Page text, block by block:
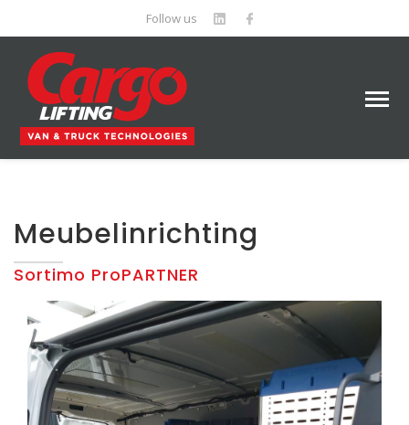
Follow us
Meubelinrichting
Sortimo ProPARTNER